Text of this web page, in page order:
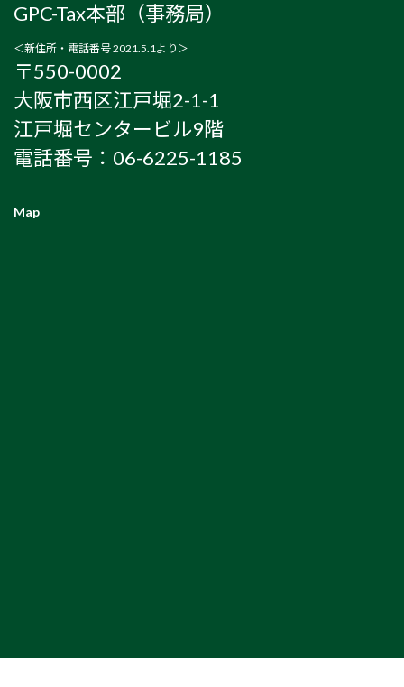
GPC-Tax本部（事務局）
＜新住所・電話番号 2021.5.1より＞
〒550-0002
大阪市西区江戸堀2-1-1
江戸堀センタービル9階
電話番号：06-6225-1185
Map